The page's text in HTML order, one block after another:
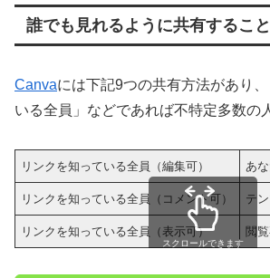
誰でも見れるように共有するこ
Canvaには下記9つの共有方法があり
いる全員」などであれば不特定多数の
リンクを知っている全員（編集可） あ
リンクを知っている全員（コメント可） テ
リンクを知っている全員（表示可） 閲
スクロールできます